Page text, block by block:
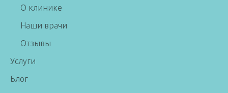
О клинике
Наши врачи
Отзывы
Услуги
Блог